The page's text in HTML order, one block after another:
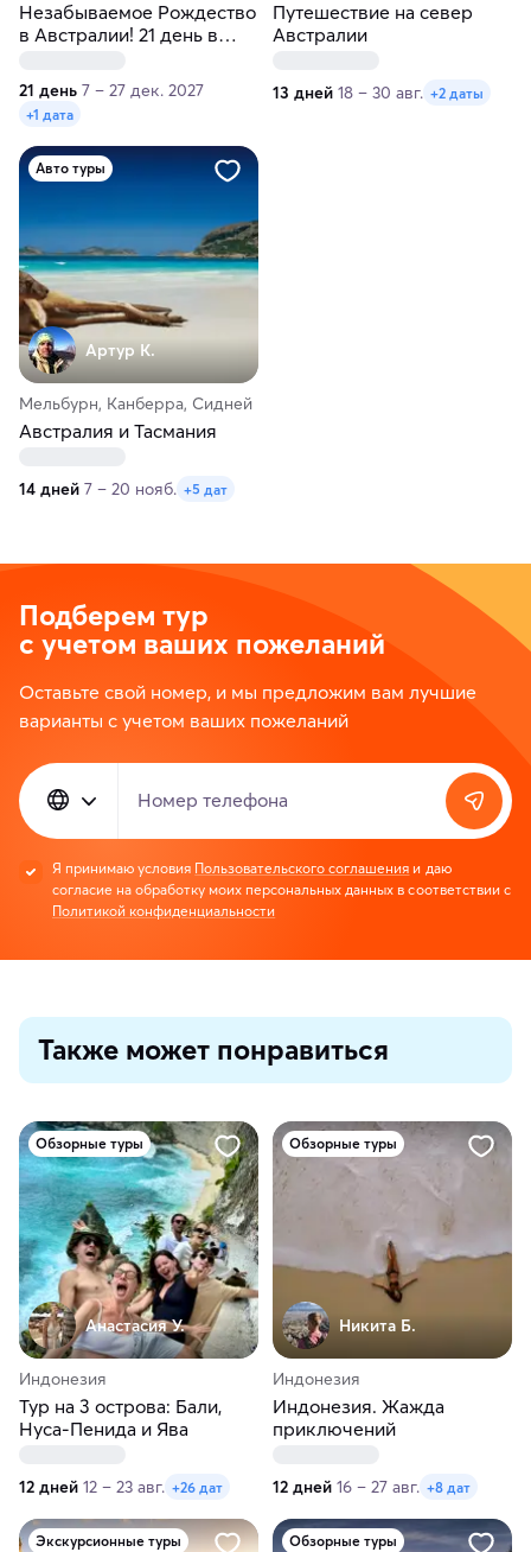
Незабываемое Рождество
в Австралии! 21 день в
21 день 7 – 27 дек. 2027
+1 дата
Путешествие на север
Австралии
13 дней 18 – 30 авг. +2 даты
Авто туры
Артур К.
Мельбурн, Канберра, Сидней
Австралия и Тасмания
14 дней 7 – 20 нояб. +5 дат
Подберем тур
с учетом ваших пожеланий
Оставьте свой номер, и мы предложим вам лучшие
варианты с учетом ваших пожеланий
Номер телефона
Я принимаю условия Пользовательского соглашения и даю
согласие на обработку моих персональных данных в соответствии с
Политикой конфиденциальности
Также может понравиться
Обзорные туры
Анастасия У.
Индонезия
Тур на 3 острова: Бали,
Нуса-Пенида и Ява
12 дней 12 – 23 авг. +26 дат
Обзорные туры
Никита Б.
Индонезия
Индонезия. Жажда
приключений
12 дней 16 – 27 авг. +8 дат
Экскурсионные туры Обзорные туры